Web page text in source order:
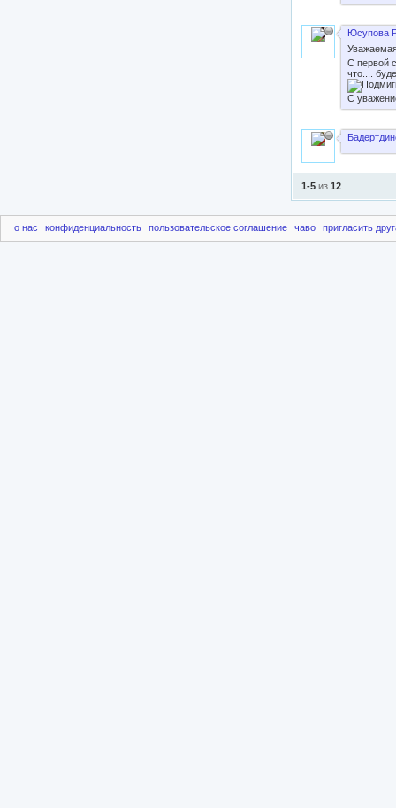
Юсупова
С первой
что....
С
1-5 из 12
о нас конфиденциальность пользовательское соглашение чаво пригласить